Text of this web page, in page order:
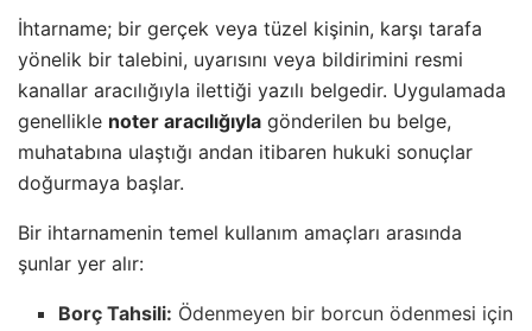
İhtarname; bir gerçek veya tüzel kişinin, karşı tarafa
yönelik bir talebini, uyarısını veya bildirimini resmi
kanallar aracılığıyla ilettiği yazılı belgedir. Uygulamada
genellikle noter aracılığıyla gönderilen bu belge,
muhatabına ulaştığı andan itibaren hukuki sonuçlar
doğurmaya başlar.
Bir ihtarnamenin temel kullanım amaçları arasında
şunlar yer alır:
Borç Tahsili: Ödenmeyen bir borcun ödenmesi için